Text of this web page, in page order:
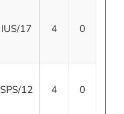
IUS/17 4 0
SPS/12 4 0